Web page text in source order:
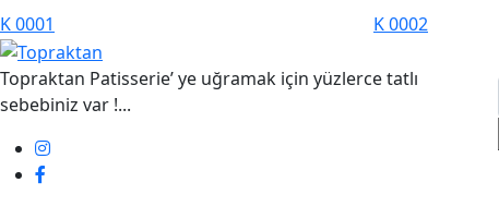
K 0001 K 0002
Topraktan Patisserie’ ye uğramak için yüzlerce tatlı
sebebiniz var !...